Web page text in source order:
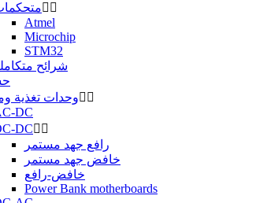
 
Atmel
Microchip
STM32
شرائح
وحدات تغذية 
DC
DC 
رافع جهد مستمر
خافض جهد مستمر
خافض-رافع
Power Bank motherboards